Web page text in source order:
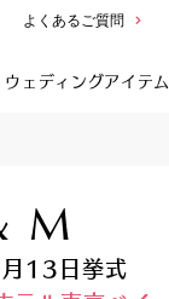
よくあるご質問
ウェディングアイテム
M
13日挙式